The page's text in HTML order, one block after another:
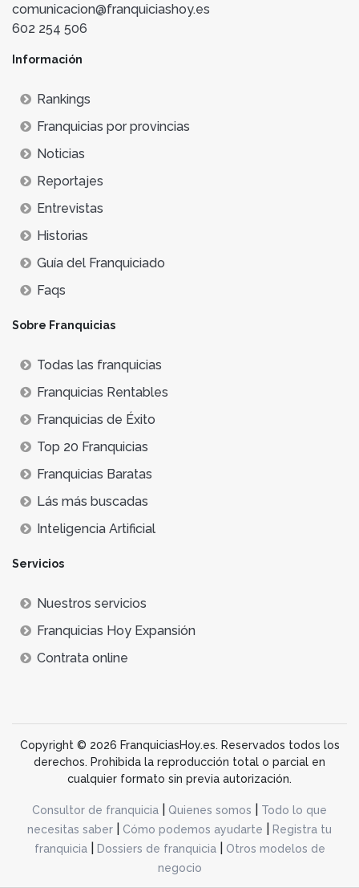
comunicacion@franquiciashoy.es
602 254 506
Información
Rankings
Franquicias por provincias
Noticias
Reportajes
Entrevistas
Historias
Guía del Franquiciado
Faqs
Sobre Franquicias
Todas las franquicias
Franquicias Rentables
Franquicias de Éxito
Top 20 Franquicias
Franquicias Baratas
Lás más buscadas
Inteligencia Artificial
Servicios
Nuestros servicios
Franquicias Hoy Expansión
Contrata online
Copyright © 2026 FranquiciasHoy.es. Reservados todos los
derechos. Prohibida la reproducción total o parcial en
cualquier formato sin previa autorización.
Consultor de franquicia Quienes somos
Todo lo que
necesitas saber
Cómo podemos ayudarte
Registra tu
franquicia| Dossiers de franquicia|
Otros modelos de
negocio